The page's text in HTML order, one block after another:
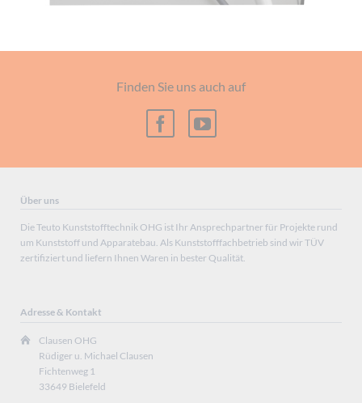
Finden Sie uns auch auf
Über uns
Die Teuto Kunststofftechnik OHG ist Ihr Ansprechpartner für Projekte rund
um Kunststoff und Apparatebau. Als Kunststofffachbetrieb sind wir TÜV
zertifiziert und liefern Ihnen Waren in bester Qualität.
Adresse & Kontakt
Clausen OHG
Rüdiger u. Michael Clausen
Fichtenweg 1
33649 Bielefeld